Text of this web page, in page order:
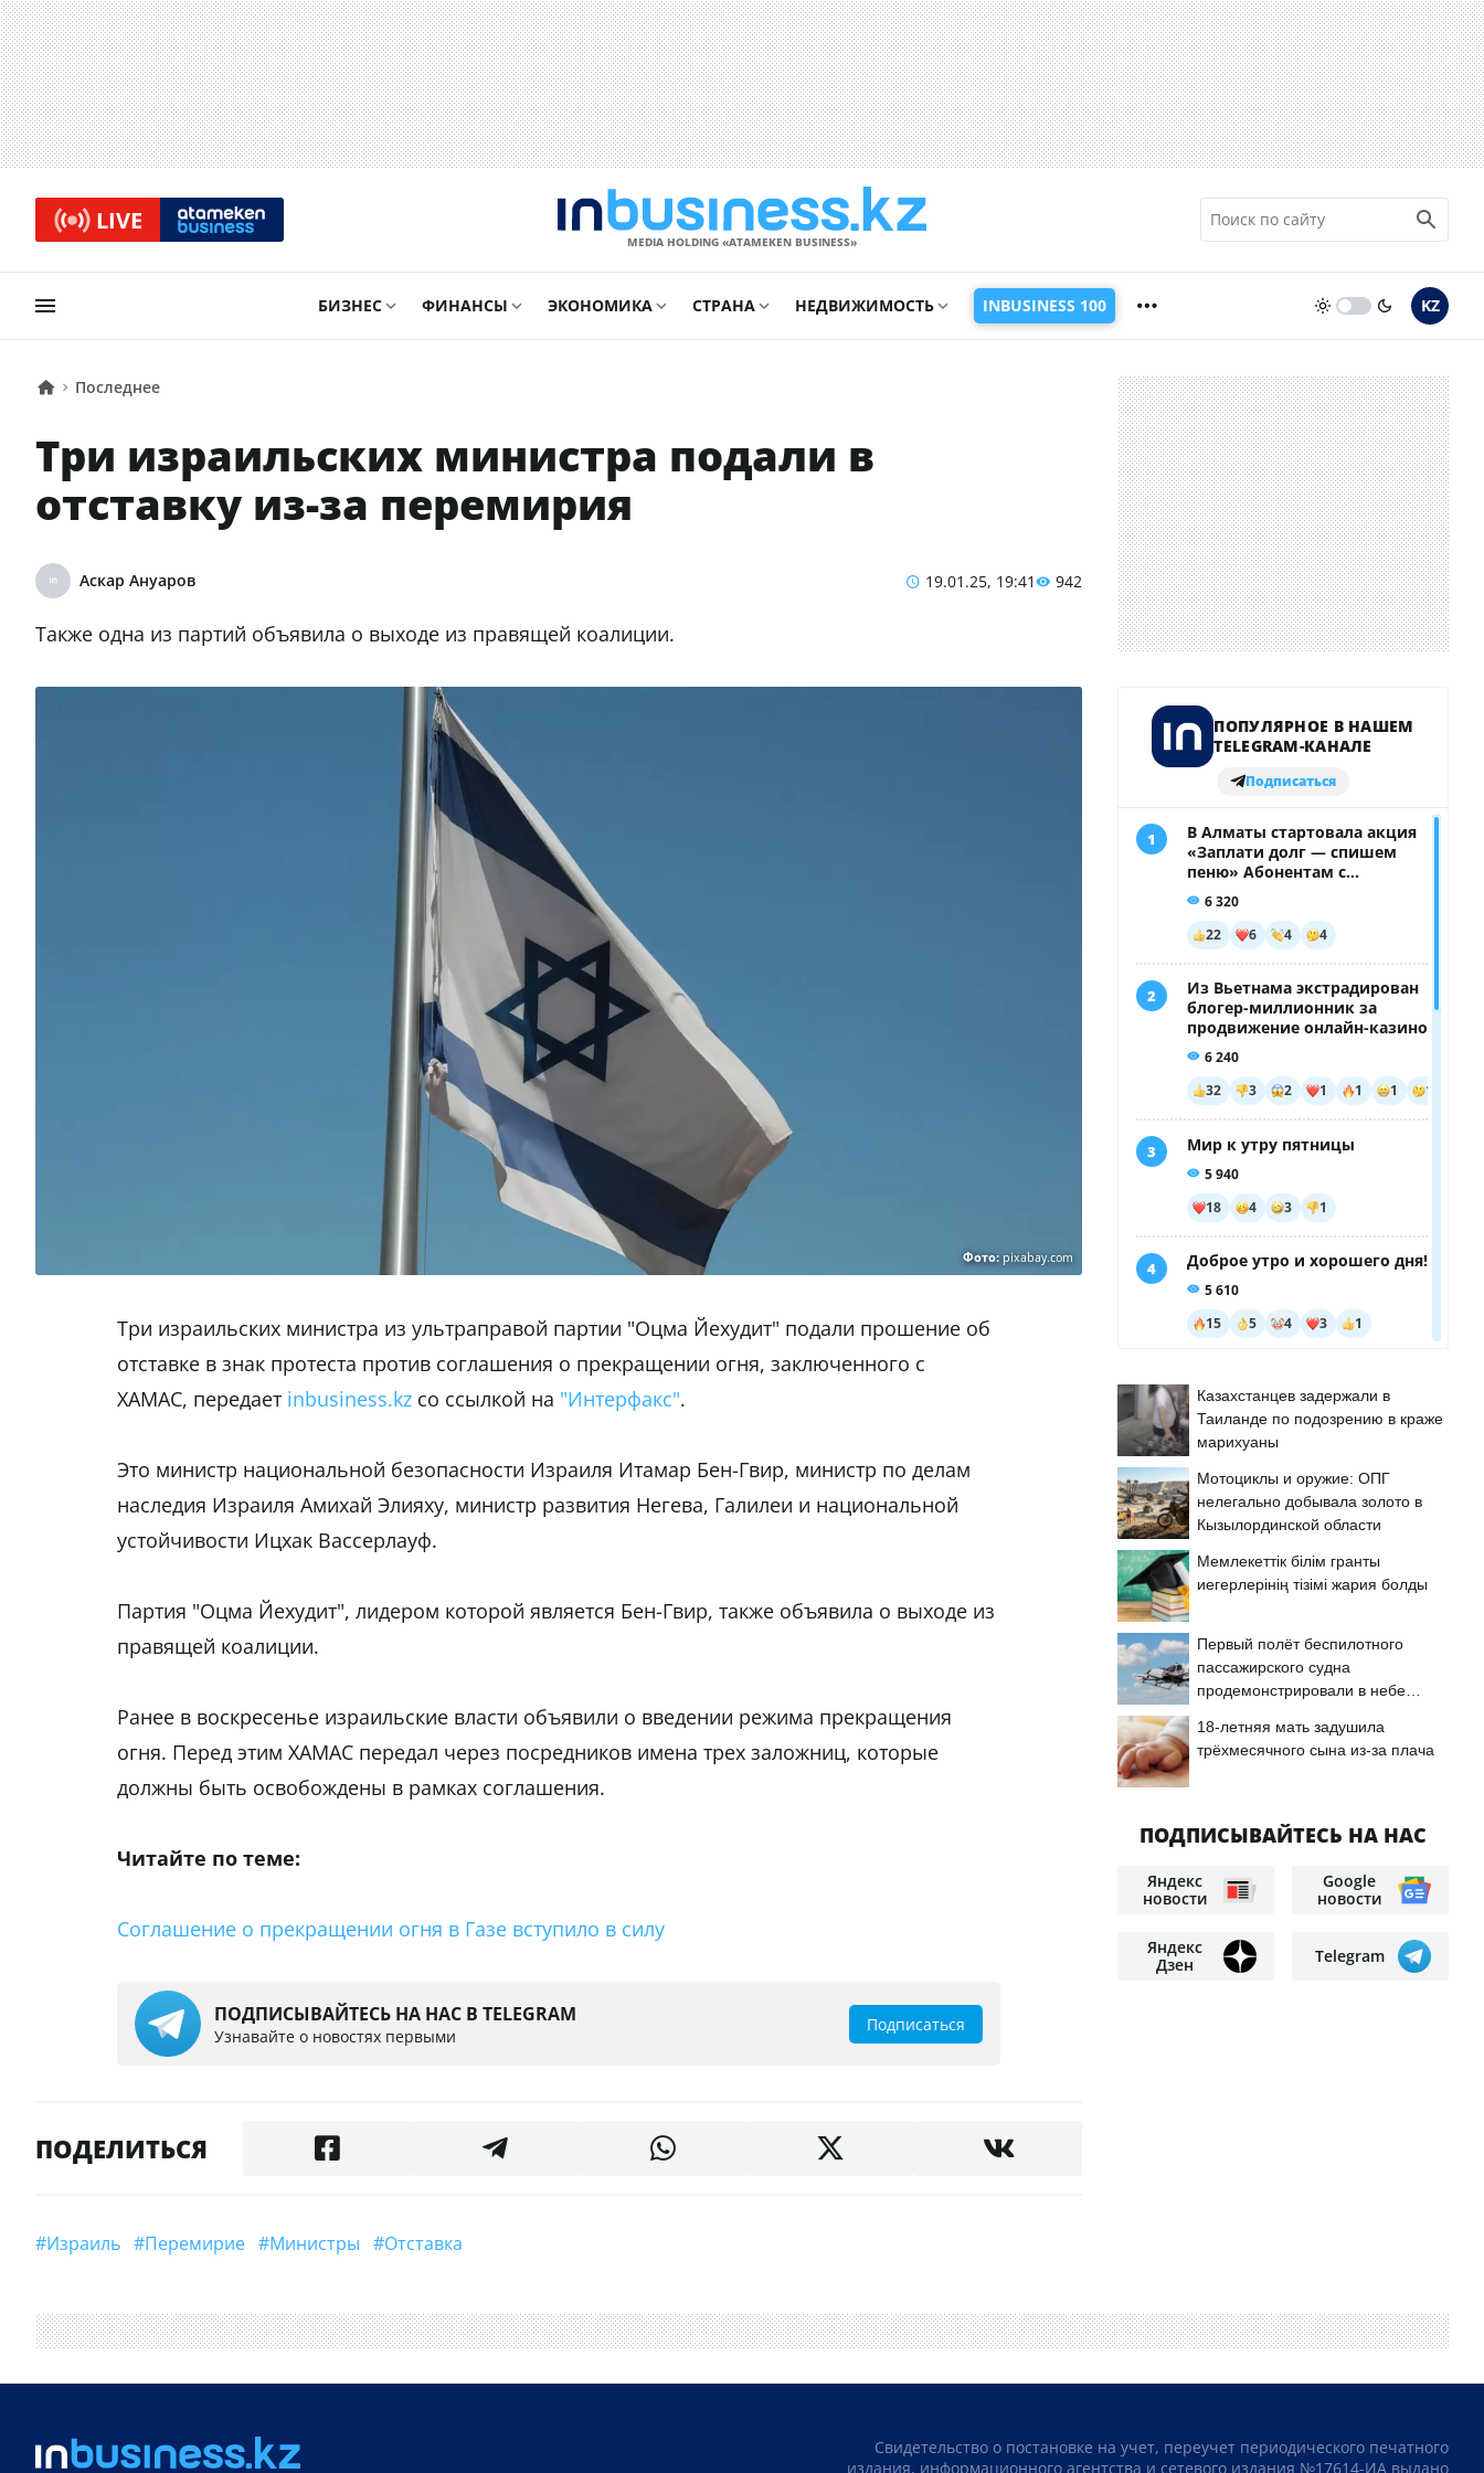
LIVE
MEDIA HOLDING «ATAMEKЕN BUSINESS»
БИЗНЕС ФИНАНСЫ ЭКОНОМИКА СТРАНА НЕДВИЖИМОСТЬ INBUSINESS 100 KZ
Последнее
Три израильских министра подали в
отставку из-за перемирия
Аскар Ануаров 19.01.25, 19:41 942
Также одна из партий объявила о выходе из правящей коалиции.
Фото:pixabay.com
Три израильских министра из ультраправой партии "Оцма Йехудит" подали прошение об
отставке в знак протеста против соглашения о прекращении огня, заключенного с
ХАМАС, передает inbusiness.kz со ссылкой на "Интерфакс".
Это министр национальной безопасности Израиля Итамар Бен-Гвир, министр по делам
наследия Израиля Амихай Элияху, министр развития Негева, Галилеи и национальной
устойчивости Ицхак Вассерлауф.
Партия "Оцма Йехудит", лидером которой является Бен-Гвир, также объявила о выходе из
правящей коалиции.
Ранее в воскресенье израильские власти объявили о введении режима прекращения
огня. Перед этим ХАМАС передал через посредников имена трех заложниц, которые
должны быть освобождены в рамках соглашения.
Читайте по теме:
Соглашение о прекращении огня в Газе вступило в силу
ПОДПИСЫВАЙТЕСЬ НА НАС В TELEGRAM
Узнавайте о новостях первыми
Подписаться
ПОДЕЛИТЬСЯ
#Израиль #перемирие #министры #отставка
Казахстанцев задержали в
Таиланде по подозрению в краже
марихуаны
Мотоциклы и оружие: ОПГ
нелегально добывала золото в
Кызылординской области
Мемлекеттік білім гранты
иегерлерінің тізімі жария болды
Первый полёт беспилотного
пассажирского судна
продемонстрировали в небе
18-летняя мать задушила
трёхмесячного сына из-за плача
ПОДПИСЫВАЙТЕСЬ НА НАС
Яндекс
новости
Google
новости
Яндекс
Дзен
Telegram
Свидетельство о постановке на учет, переучет периодического печатного
издания, информационного агентства и сетевого издания №17614-ИА выдано